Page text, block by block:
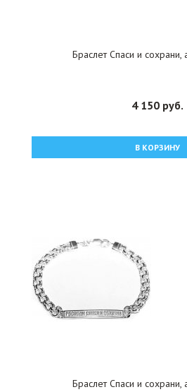
Браслет Спаси и сохрани,
4 150 руб.
В КОРЗИНУ
Браслет Спаси и